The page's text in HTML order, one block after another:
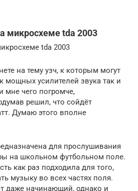
микросхеме tda 2003
tda 2003
на тему узч, к которым могут
мощных усилителей звука так и
мне чего погромче,
решил, что сойдёт
Думаю этого вполне
для прослушивания
на школьном футбольном поле.
как раз подходила для того,
музыку во всех частях поля.
даже начинающий, однако и